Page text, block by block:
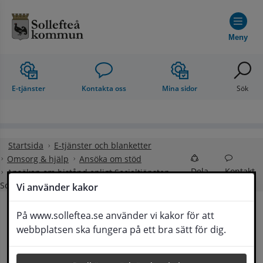
Vi använder kakor
På www.solleftea.se använder vi kakor för att
webbplatsen ska fungera på ett bra sätt för dig.
Meny
E-tjänster Kontakta oss Mina sidor Sök
Startsida
E-tjänster och blanketter
Omsorg & hjälp
Ansöka om stöd
Ansökan om bistånd enligt Socialtjänsten
SoL
Dela Kontakt
Lyssna
Ansökan om bistånd
enligt Socialtjänsten SoL